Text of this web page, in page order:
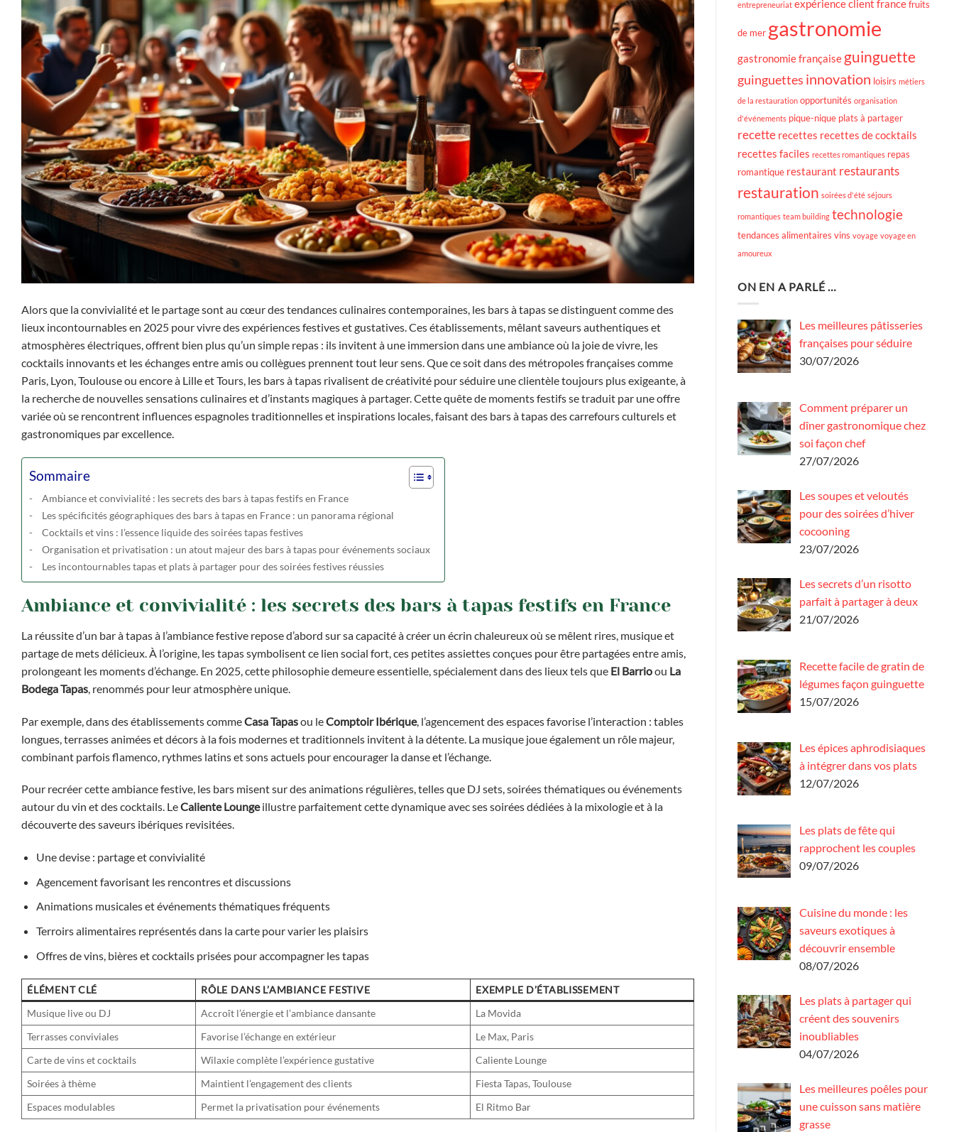
Alors que la convivialité et le partage sont au cœur des tendances culinaires contemporaines, les bars à tapas se distinguent comme des
lieux incontournables en 2025 pour vivre des expériences festives et gustatives. Ces établissements, mêlant saveurs authentiques et
atmosphères électriques, offrent bien plus qu’un simple repas : ils invitent à une immersion dans une ambiance où la joie de vivre, les
cocktails innovants et les échanges entre amis ou collègues prennent tout leur sens. Que ce soit dans des métropoles françaises comme
Paris, Lyon, Toulouse ou encore à Lille et Tours, les bars à tapas rivalisent de créativité pour séduire une clientèle toujours plus exigeante, à
la recherche de nouvelles sensations culinaires et d’instants magiques à partager. Cette quête de moments festifs se traduit par une offre
variée où se rencontrent influences espagnoles traditionnelles et inspirations locales, faisant des bars à tapas des carrefours culturels et
gastronomiques par excellence.
Sommaire
Ambiance et convivialité : les secrets des bars à tapas festifs en France
Les spécificités géographiques des bars à tapas en France : un panorama régional
Cocktails et vins : l’essence liquide des soirées tapas festives
Organisation et privatisation : un atout majeur des bars à tapas pour événements sociaux
Les incontournables tapas et plats à partager pour des soirées festives réussies
Ambiance et convivialité : les secrets des bars à tapas festifs en France
La réussite d’un bar à tapas à l’ambiance festive repose d’abord sur sa capacité à créer un écrin chaleureux où se mêlent rires, musique et
partage de mets délicieux. À l’origine, les tapas symbolisent ce lien social fort, ces petites assiettes conçues pour être partagées entre amis,
prolongeant les moments d’échange. En 2025, cette philosophie demeure essentielle, spécialement dans des lieux tels que El Barrioou La
Bodega Tapas , renommés pour leur atmosphère unique.
Par exemple, dans des établissements commeCasa Tapasou leComptoir Ibérique, l’agencement des espaces favorise l’interaction : tables
longues, terrasses animées et décors à la fois modernes et traditionnels invitent à la détente. La musique joue également un rôle majeur,
combinant parfois flamenco, rythmes latins et sons actuels pour encourager la danse et l’échange.
Pour recréer cette ambiance festive, les bars misent sur des animations régulières, telles que DJ sets, soirées thématiques ou événements
autour du vin et des cocktails. LeCaliente Loungeillustre parfaitement cette dynamique avec ses soirées dédiées à la mixologie et à la
découverte des saveurs ibériques revisitées.
Une devise : partage et convivialité
Agencement favorisant les rencontres et discussions
Animations musicales et événements thématiques fréquents
Terroirs alimentaires représentés dans la carte pour varier les plaisirs
Offres de vins, bières et cocktails prisées pour accompagner les tapas
ÉLÉMENT CLÉ RÔLE DANS L’AMBIANCE FESTIVE
EXEMPLE D’ÉTABLISSEMENT
Musique live ou DJ
Accroît l’énergie et l’ambiance dansante
La Movida
Terrasses conviviales
Favorise l’échange en extérieur
Le Max, Paris
Carte de vins et cocktails
Wilaxie complète l’expérience gustative
Caliente Lounge
Soirées à thème
Maintient l’engagement des clients
Fiesta Tapas, Toulouse
Espaces modulables
Permet la privatisation pour événements El Ritmo Bar
entrepreneuriat expérience client francefruits
de mer gastronomie
gastronomie française guinguette
guinguettes innovation loisirs métiers
de la restauration opportunités organisation
d'événements pique-nique plats à partager
recette recettes recettes de cocktails
recettes faciles recettes romantiques repas
romantique restaurant restaurants
restauration soirées d'été séjours
romantiques team building technologie
tendances alimentaires vins voyage voyage en
amoureux
ON EN A PARLÉ …
Les meilleures pâtisseries
françaises pour séduire
30/07/2026
Comment préparer un
dîner gastronomique chez
soi façon chef
27/07/2026
Les soupes et veloutés
pour des soirées d’hiver
cocooning
23/07/2026
Les secrets d’un risotto
parfait à partager à deux
21/07/2026
Recette facile de gratin de
légumes façon guinguette
15/07/2026
Les épices aphrodisiaques
à intégrer dans vos plats
12/07/2026
Les plats de fête qui
rapprochent les couples
09/07/2026
Cuisine du monde : les
saveurs exotiques à
découvrir ensemble
08/07/2026
Les plats à partager qui
créent des souvenirs
inoubliables
04/07/2026
Les meilleures poêles pour
une cuisson sans matière
grasse